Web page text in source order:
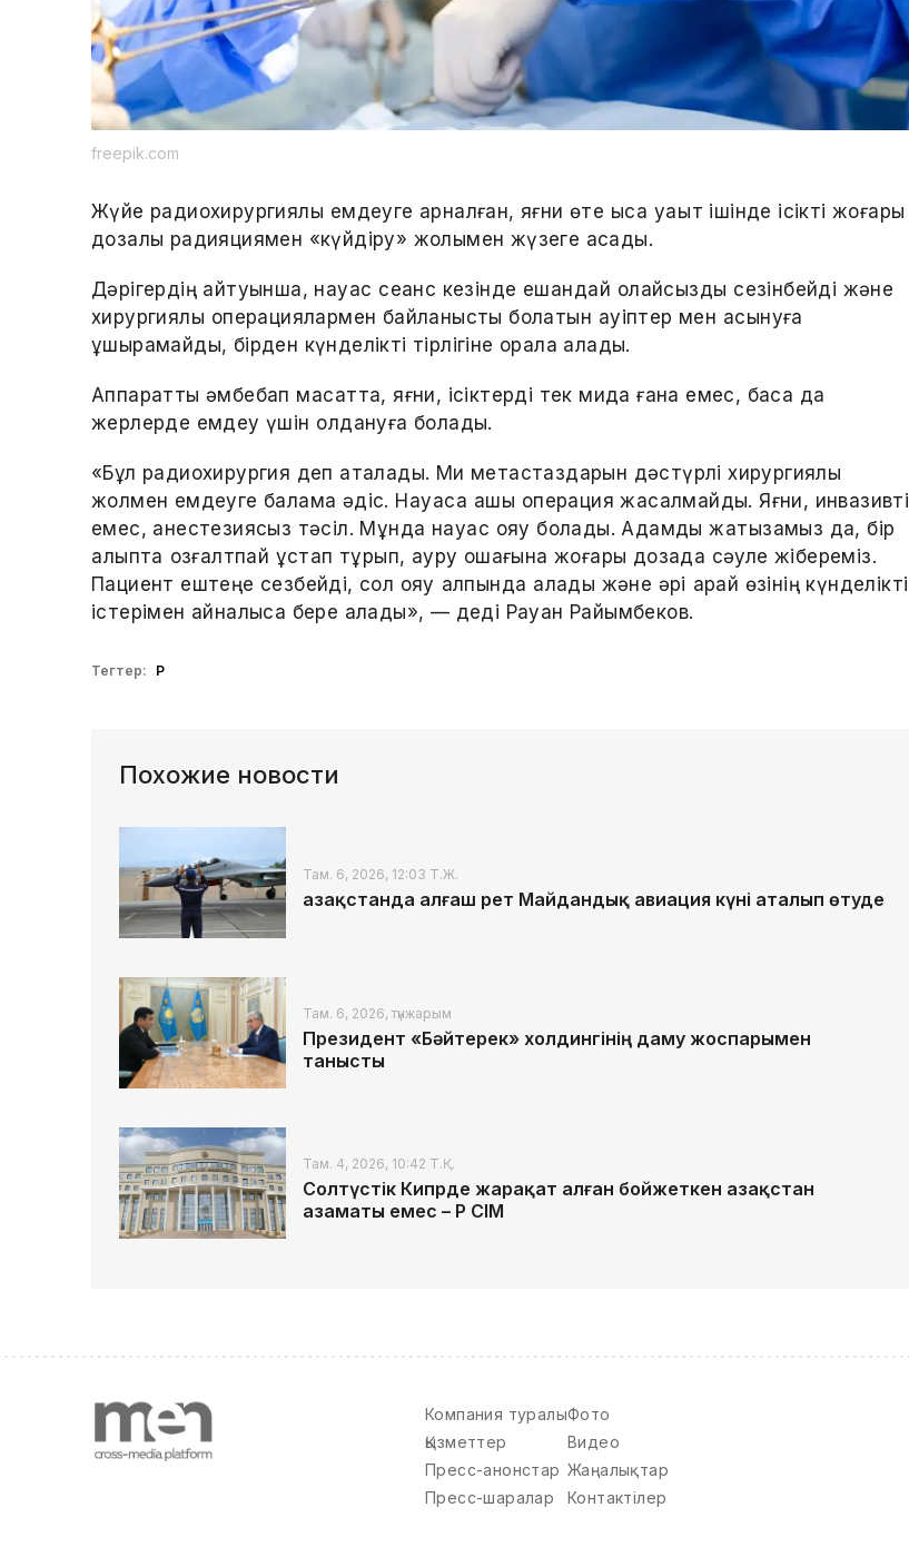
freepik.com
Жүйе радиохирургиялық емдеуге арналған, яғни өте қысқа уақыт ішінде ісікті жоғары
дозалы радияциямен «күйдіру» жолымен жүзеге асады.
Дәрігердің айтуынша, науқас сеанс кезінде ешқандай қолайсыздық сезінбейді және
хирургиялық операциялармен байланысты болатын қауіптер мен асқынуға
ұшырамайды, бірден күнделікті тірлігіне орала алады.
Аппаратты әмбебап мақсатта, яғни, ісіктерді тек мида ғана емес, басқа да
жерлерде емдеу үшін қолдануға болады.
«Бұл радиохирургия деп аталады. Ми метастаздарын дәстүрлі хирургиялық
жолмен емдеуге балама әдіс. Науқасқа ашық операция жасалмайды. Яғни, инвазивті
емес, анестезиясыз тәсіл. Мұнда науқас ояу болады. Адамды жатқызамыз да, бір
қалыпта қозғалтпай ұстап тұрып, ауру ошағына жоғары дозада сәуле жібереміз.
Пациент ештеңе сезбейді, сол ояу қалпында қалады және әрі қарай өзінің күнделікті
істерімен айналыса бере алады», — деді Рауан Райымбеков.
Тегтер: ҚР
Похожие новости
Там. 6, 2026, 12:03 Т.Ж.
Қазақстанда алғаш рет Майдандық авиация күні аталып өтуде
Там. 6, 2026, түнжарым
Президент «Бәйтерек» холдингінің даму жоспарымен
танысты
Там. 4, 2026, 10:42 Т.Қ.
Солтүстік Кипрде жарақат алған бойжеткен Қазақстан
азаматы емес – ҚР СІМ
Компания туралы
Қызметтер
Пресс-анонстар
Пресс-шаралар
Фото
Видео
Жаңалықтар
Контактілер